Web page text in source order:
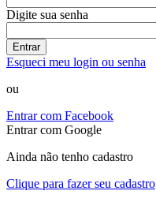
Digite sua senha
Entrar
Esqueci meu login ou senha
ou
Entrar com Facebook
Entrar com Google
Ainda não tenho cadastro
Clique para fazer seu cadastro